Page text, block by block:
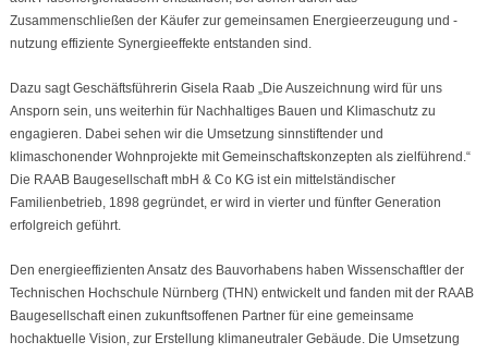
Zusammenschließen der Käufer zur gemeinsamen Energieerzeugung und -
nutzung effiziente Synergieeffekte entstanden sind.
Dazu sagt Geschäftsführerin Gisela Raab „Die Auszeichnung wird für uns
Ansporn sein, uns weiterhin für Nachhaltiges Bauen und Klimaschutz zu
engagieren. Dabei sehen wir die Umsetzung sinnstiftender und
klimaschonender Wohnprojekte mit Gemeinschaftskonzepten als zielführend.“
Die RAAB Baugesellschaft mbH & Co KG ist ein mittelständischer
Familienbetrieb, 1898 gegründet, er wird in vierter und fünfter Generation
erfolgreich geführt.
Den energieeffizienten Ansatz des Bauvorhabens haben Wissenschaftler der
Technischen Hochschule Nürnberg (THN) entwickelt und fanden mit der RAAB
Baugesellschaft einen zukunftsoffenen Partner für eine gemeinsame
hochaktuelle Vision, zur Erstellung klimaneutraler Gebäude. Die Umsetzung